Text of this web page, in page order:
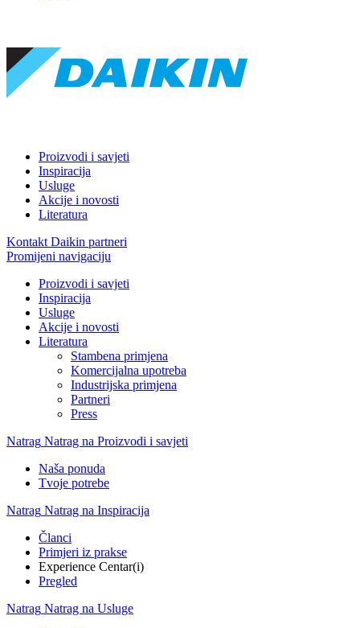
Proizvodi i savjeti
Inspiracija
Usluge
Akcije i novosti
Literatura
Kontakt Daikin partneri
Promijeni navigaciju
Proizvodi i savjeti
Inspiracija
Usluge
Akcije i novosti
Literatura
Stambena primjena
Komercijalna upotreba
Industrijska primjena
Partneri
Press
Natrag Natrag na Proizvodi i savjeti
Naša ponuda
Tvoje potrebe
Natrag Natrag na Inspiracija
Članci
Primjeri iz prakse
Experience Centar(i)
Pregled
Natrag Natrag na Usluge